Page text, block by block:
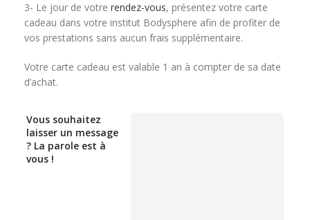
3- Le jour de votre rendez-vous, présentez votre carte
cadeau dans votre institut Bodysphere afin de profiter de
vos prestations sans aucun frais supplémentaire.
Votre carte cadeau est valable 1 an à compter de sa date
d’achat.
Vous souhaitez
laisser un message
? La parole est à
vous !